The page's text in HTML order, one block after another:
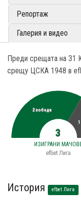
Репортаж
Галерия и видео
Преди срещата на 31
срещу ЦСКА 1948 в
2 победи
3
ИЗИГРАНИ
efbet Лига
История efbet Лига